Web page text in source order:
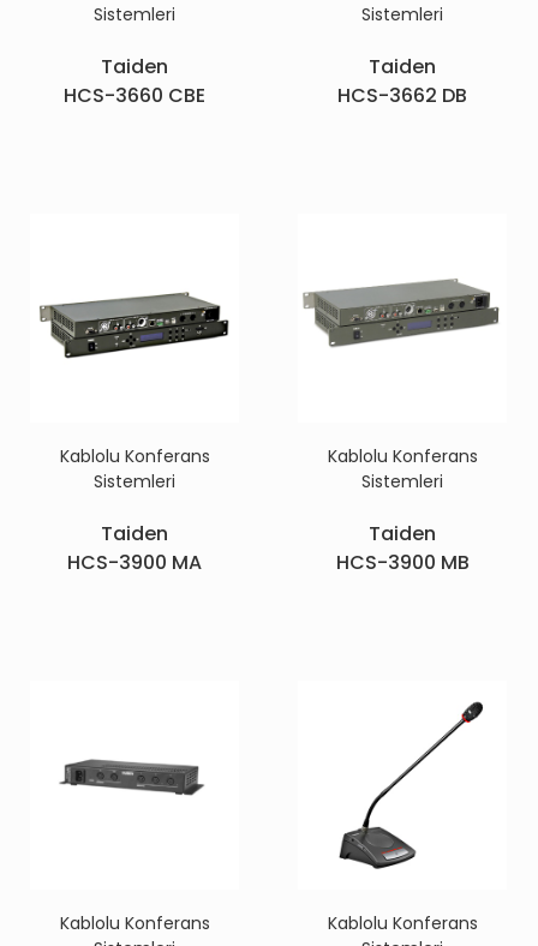
Sistemleri
Taiden
HCS-3660 CBE
Sistemleri
Taiden
HCS-3662 DB
Kablolu Konferans
Sistemleri
Taiden
HCS-3900 MA
Kablolu Konferans
Sistemleri
Taiden
HCS-3900 MB
Kablolu Konferans
Kablolu Konferans